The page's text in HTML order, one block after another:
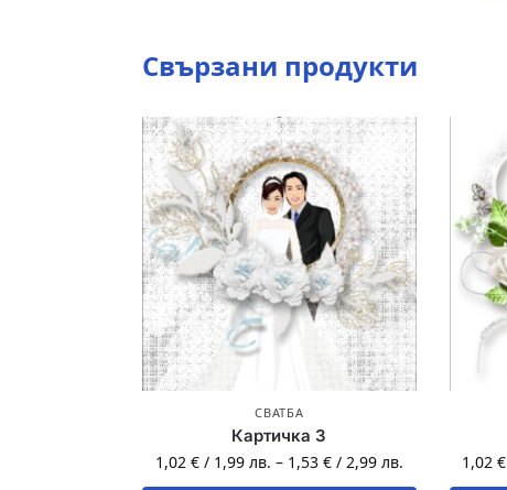
Свързани продукти
СВАТБА
Картичка 3
1,02 € / 1,99 лв. – 1,53 € / 2,99 лв.
1,02€